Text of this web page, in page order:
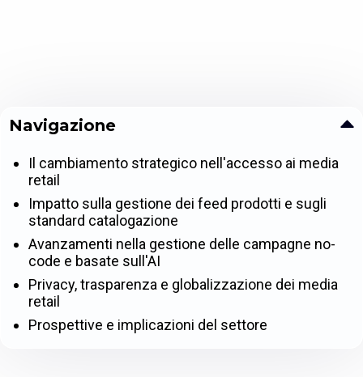
Navigazione
Il cambiamento strategico nell'accesso ai media
retail
Impatto sulla gestione dei feed prodotti e sugli
standard catalogazione
Avanzamenti nella gestione delle campagne no-
code e basate sull'AI
Privacy, trasparenza e globalizzazione dei media
retail
Prospettive e implicazioni del settore